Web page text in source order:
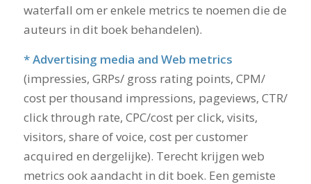
waterfall om er enkele metrics te noemen die de
auteurs in dit boek behandelen).
* Advertising media and Web metrics
(impressies, GRPs/ gross rating points, CPM/
cost per thousand impressions, pageviews, CTR/
click through rate, CPC/cost per click, visits,
visitors, share of voice, cost per customer
acquired en dergelijke). Terecht krijgen web
metrics ook aandacht in dit boek. Een gemiste